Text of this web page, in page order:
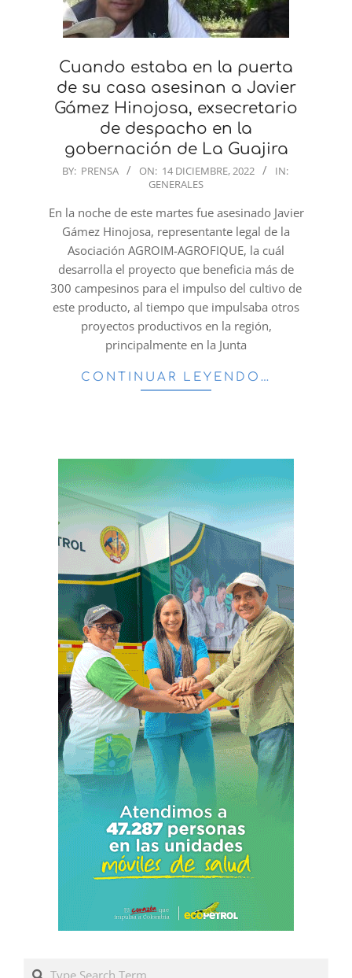
Cuando estaba en la puerta
de su casa asesinan a Javier
Gámez Hinojosa, exsecretario
de despacho en la
gobernación de La Guajira
2022-
14
BY: PRENSA ON: 14 DICIEMBRE, 2022
IN:
GENERALES
En la noche de este martes fue asesinado Javier
Gámez Hinojosa, representante legal de la
Asociación AGROIM-AGROFIQUE, la cuál
desarrolla el proyecto que beneficia más de
300 campesinos para el impulso del cultivo de
este producto, al tiempo que impulsaba otros
proyectos productivos en la región,
principalmente en la Junta
CONTINUAR LEYENDO…
Search